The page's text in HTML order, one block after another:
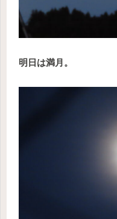
明日は満月。